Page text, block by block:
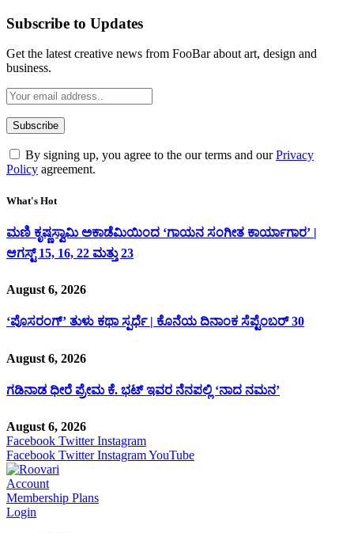
Subscribe to Updates
Get the latest creative news from FooBar about art, design and
business.
By signing up, you agree to the our terms and ourPrivacy
Policy agreement.
What's Hot
ಮಣಿ ಕೃಷ್ಣಸ್ವಾಮಿ ಅಕಾಡೆಮಿಯಿಂದ ‘ಗಾಯನ ಸಂಗೀತ ಕಾರ್ಯಾಗಾರ’ |
ಆಗಸ್ಟ್ 15, 16, 22 ಮತ್ತು 23
August 6, 2026
‘ಪೊಸರಂಗ್’ ತುಳು ಕಥಾ ಸ್ಪರ್ಧೆ | ಕೊನೆಯ ದಿನಾಂಕ ಸೆಪ್ಟೆಂಬರ್ 30
August 6, 2026
ಗಡಿನಾಡ ಧೀರೆ ಪ್ರೇಮ ಕೆ. ಭಟ್ ಇವರ ನೆನಪಲ್ಲಿ ‘ನಾದ ನಮನ’
August 6, 2026
Facebook Twitter Instagram
Facebook Twitter InstagramYouTube
Account
Membership Plans
Login